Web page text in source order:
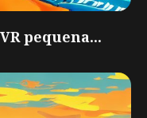
pequena...